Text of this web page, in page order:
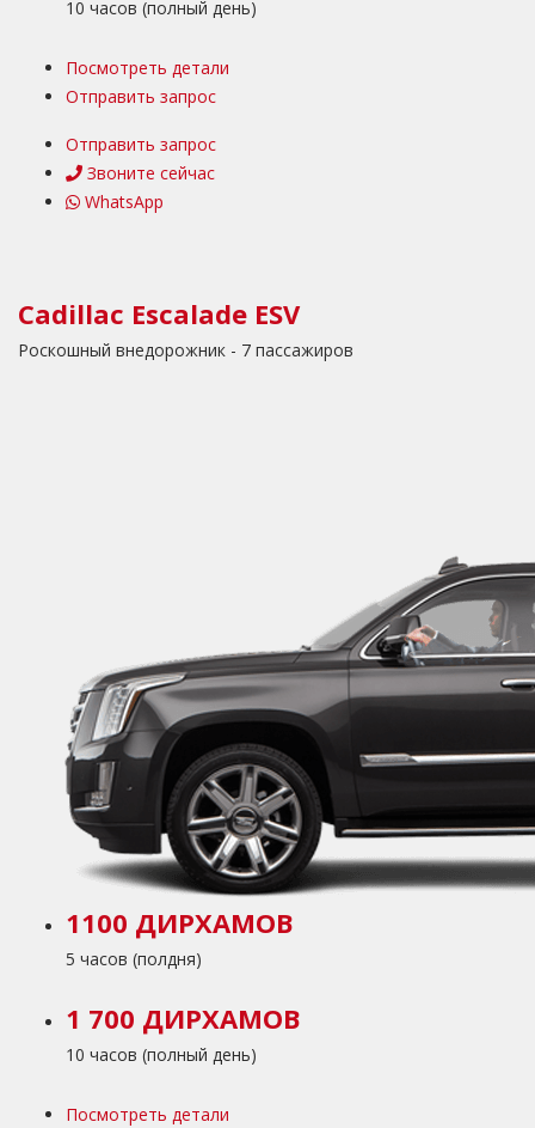
10 часов (полный день)
Посмотреть детали
Отправить запрос
Отправить запрос
Звоните сейчас
WhatsApp
Cadillac Escalade ESV
Роскошный внедорожник - 7 пассажиров
1100 ДИРХАМОВ
5 часов (полдня)
1 700 ДИРХАМОВ
10 часов (полный день)
Посмотреть детали